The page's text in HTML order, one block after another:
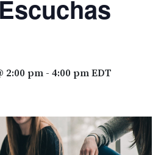
2:00 pm - 4:00 pmEDT